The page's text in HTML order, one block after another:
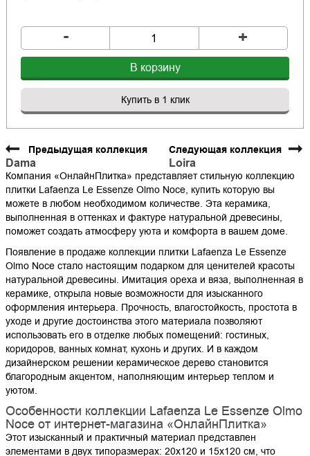
- +
В корзину
Купить в 1 клик
Предыдущая коллекция
Dama
Следующая коллекция
Loira
Компания «ОнлайнПлитка» представляет стильную коллекцию
плитки Lafaenza Le Essenze Olmo Noce, купить которую вы
можете в любом необходимом количестве. Эта керамика,
выполненная в оттенках и фактуре натуральной древесины,
поможет создать атмосферу уюта и комфорта в вашем доме.
Появление в продаже коллекции плитки Lafaenza Le Essenze
Olmo Noce стало настоящим подарком для ценителей красоты
натуральной древесины. Имитация ореха и вяза, выполненная в
керамике, открыла новые возможности для изысканного
оформления интерьера. Прочность, влагостойкость, простота в
уходе и другие достоинства этого материала позволяют
использовать его в отделке любых помещений: гостиных,
коридоров, ванных комнат, кухонь и других. И в каждом
дизайнерском решении керамическое дерево становится
благородным акцентом, наполняющим интерьер теплом и
уютом.
Особенности коллекции Lafaenza Le Essenze Olmo
Noce от интернет-магазина «ОнлайнПлитка»
Этот изысканный и практичный материал представлен
элементами в двух типоразмерах: 20х120 и 15х120 см, что